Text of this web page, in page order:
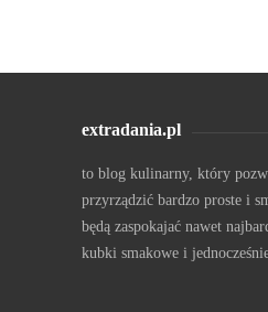
extradania.pl
to blog kulinarny, który
przyrządzić bardzo proste i
będą zaspokajać nawet
kubki smakowe i